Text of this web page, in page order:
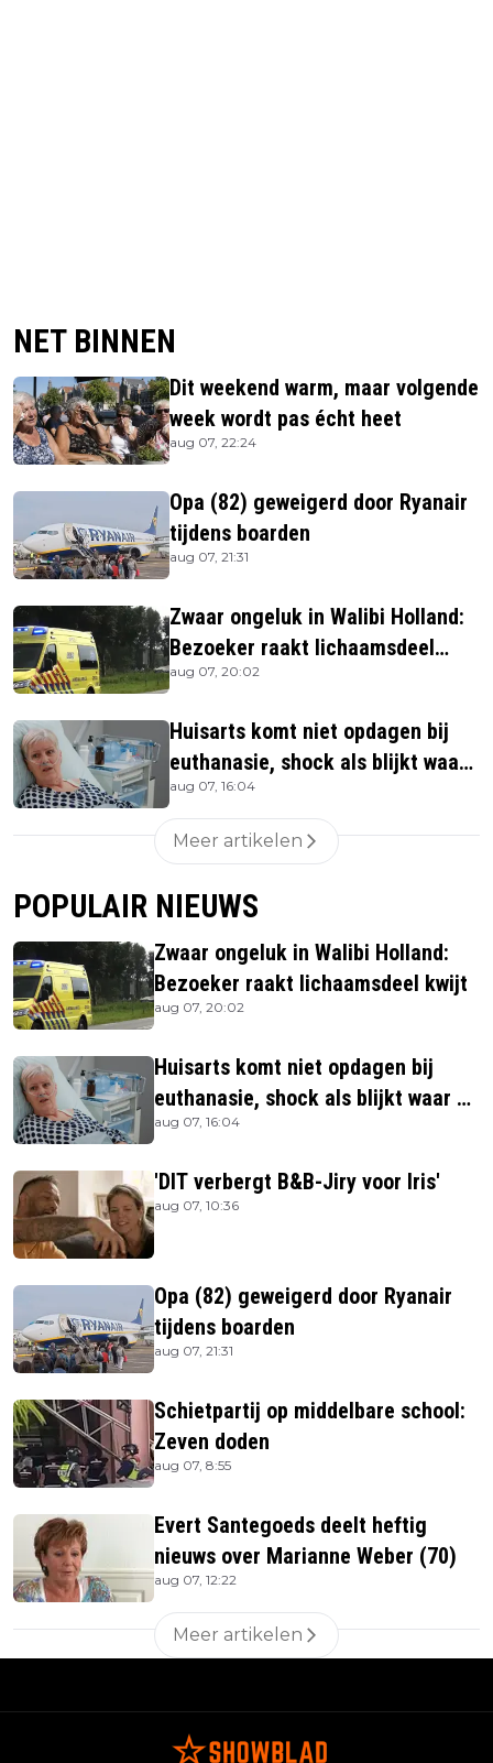
NET BINNEN
Dit weekend warm, maar volgende
week wordt pas écht heet
aug 07, 22:24
Opa (82) geweigerd door Ryanair
tijdens boarden
aug 07, 21:31
Zwaar ongeluk in Walibi Holland:
Bezoeker raakt lichaamsdeel
kwijt
aug 07, 20:02
Huisarts komt niet opdagen bij
euthanasie, shock als blijkt waar
ze is
aug 07, 16:04
Meer artikelen
POPULAIR NIEUWS
Zwaar ongeluk in Walibi Holland:
Bezoeker raakt lichaamsdeel kwijt
aug 07, 20:02
Huisarts komt niet opdagen bij
euthanasie, shock als blijkt waar ze
is
aug 07, 16:04
'DIT verbergt B&B-Jiry voor Iris'
aug 07, 10:36
Opa (82) geweigerd door Ryanair
tijdens boarden
aug 07, 21:31
Schietpartij op middelbare school:
Zeven doden
aug 07, 8:55
Evert Santegoeds deelt heftig
nieuws over Marianne Weber (70)
aug 07, 12:22
Meer artikelen